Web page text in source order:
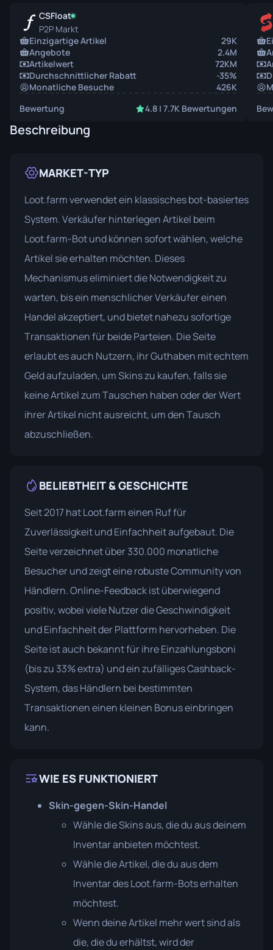
CSFloat
P2P Markt
Bewertung 4.8 | 7.7K Bewertungen
Einzigartige Artikel
29K
Angebote
2.4M
Artikelwert
72KM
Durchschnittlicher Rabatt
-35%
Monatliche Besuche
426K
Beschreibung
MARKET-TYP
Loot.farm verwendet ein klassisches bot-basiertes
System. Verkäufer hinterlegen Artikel beim
Loot.farm-Bot und können sofort wählen, welche
Artikel sie erhalten möchten. Dieses
Mechanismus eliminiert die Notwendigkeit zu
warten, bis ein menschlicher Verkäufer einen
Handel akzeptiert, und bietet nahezu sofortige
Transaktionen für beide Parteien. Die Seite
erlaubt es auch Nutzern, ihr Guthaben mit echtem
Geld aufzuladen, um Skins zu kaufen, falls sie
keine Artikel zum Tauschen haben oder der Wert
ihrer Artikel nicht ausreicht, um den Tausch
abzuschließen.
BELIEBTHEIT & GESCHICHTE
Seit 2017 hat Loot.farm einen Ruf für
Zuverlässigkeit und Einfachheit aufgebaut. Die
Seite verzeichnet über 330.000 monatliche
Besucher und zeigt eine robuste Community von
Händlern. Online-Feedback ist überwiegend
positiv, wobei viele Nutzer die Geschwindigkeit
und Einfachheit der Plattform hervorheben. Die
Seite ist auch bekannt für ihre Einzahlungsboni
(bis zu 33% extra) und ein zufälliges Cashback-
System, das Händlern bei bestimmten
Transaktionen einen kleinen Bonus einbringen
kann.
WIE ES FUNKTIONIERT
Skin-gegen-Skin-Handel
Wähle die Skins aus, die du aus deinem
Inventar anbieten möchtest.
Wähle die Artikel, die du aus dem
Inventar des Loot.farm-Bots erhalten
möchtest.
Wenn deine Artikel mehr wert sind als
die, die du erhältst, wird der